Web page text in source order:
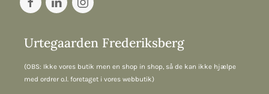
Urtegaarden Frederiksberg
(OBS: Ikke vores butik men en shop in shop, så de kan ikke hjælpe
med ordrer o.l. foretaget i vores webbutik)